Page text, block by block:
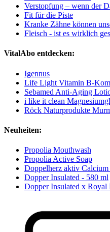
Verstopfung – wenn der
Fit für die Piste
Kranke Zähne können
Fleisch - ist es wirklich
VitalAbo entdecken:
Igennus
Life Light Vitamin B-
Sebamed Anti-Aging
i like it clean
Röck Naturprodukte
Neuheiten:
Propolia Mouthwash
Propolia Active Soap
Doppelherz aktiv
Dopper Insulated - 580 ml
Dopper Insulated x Royal